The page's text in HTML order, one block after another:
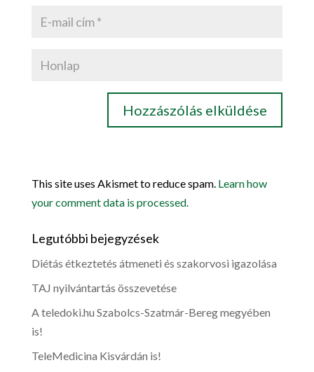
This site uses Akismet to reduce spam. Learn how
your comment data is processed.
Legutóbbi bejegyzések
Diétás étkeztetés átmeneti és szakorvosi igazolása
TAJ nyilvántartás összevetése
A teledoki.hu Szabolcs-Szatmár-Bereg megyében
is!
TeleMedicina Kisvárdán is!